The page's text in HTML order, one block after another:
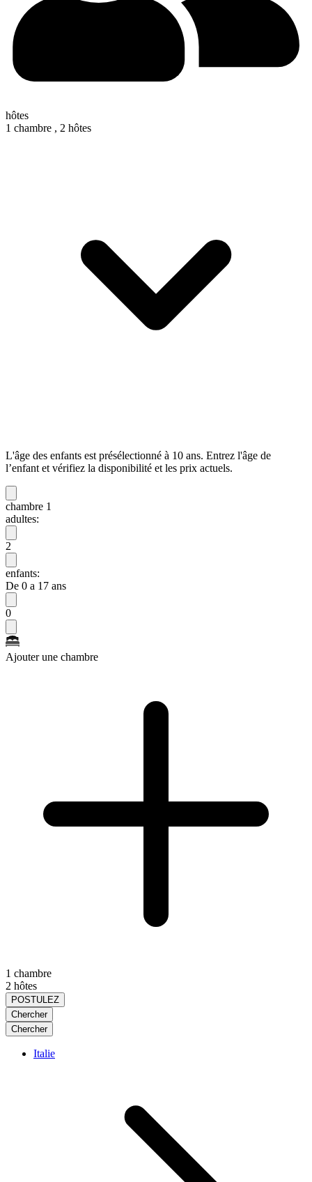
hôtes
1 chambre , 2 hôtes
L'âge des enfants est présélectionné à 10 ans. Entrez l'âge de
l’enfant et vérifiez la disponibilité et les prix actuels.
chambre 1
adultes:
2
enfants:
De 0 a 17 ans
0
Ajouter une chambre
1 chambre
2 hôtes
POSTULEZ
Chercher
Chercher
Italie